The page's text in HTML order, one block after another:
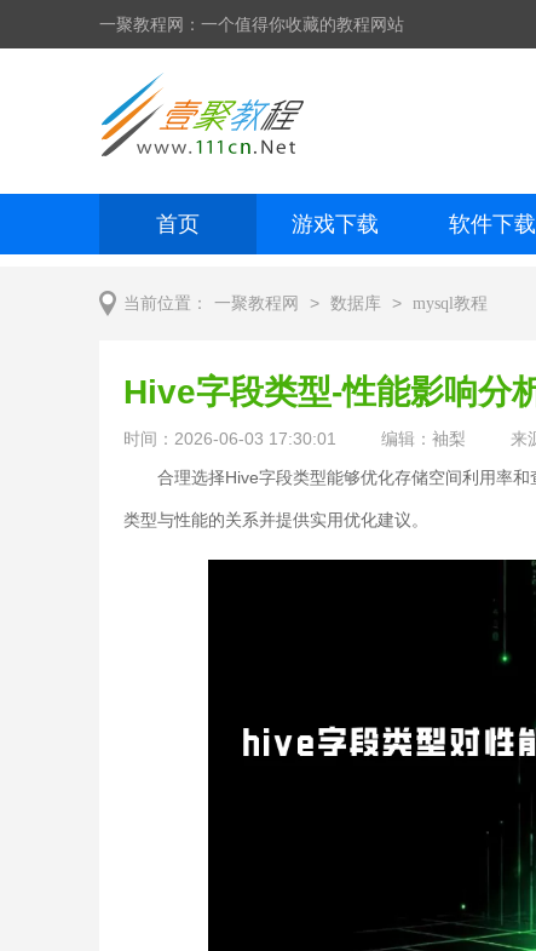
一聚教程网：一个值得你收藏的教程网站
首页 游戏下载 软件下载
当前位置： 一聚教程网 > 数据库 > mysql教程
Hive字段类型-性能影响分
时间：2026-06-03 17:30:01 编辑：袖梨
来
合理选择Hive字段类型能够优化存储空间利用率
类型与性能的关系并提供实用优化建议。